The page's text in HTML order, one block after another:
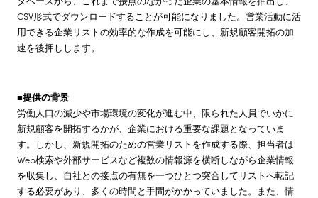
CSV形式でダウンロードすることが可能になりました。営業活動に活
用できる企業リストの効率的な作成を可能にし、新規顧客開拓の加
速を後押しします。
■提供の背景
労働人口の減少や市場環境の変化が進む中、限られた人員でいかに
新規顧客を開拓するかが、企業における重要な課題となっていま
す。しかし、新規開拓のための営業リストを作成する際、担当者は
Web検索や外部サービスなど複数の情報源を横断しながら企業情報
を収集し、自社との接点の有無を一つひとつ突合してリストへ転記
する必要があり、多くの時間と手間がかかっていました。また、情